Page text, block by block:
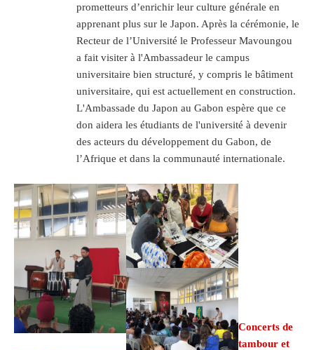
prometteurs d’enrichir leur culture générale en
apprenant plus sur le Japon. Après la cérémonie, le
Recteur de l’Université le Professeur Mavoungou
a fait visiter à l'Ambassadeur le campus
universitaire bien structuré, y compris le bâtiment
universitaire, qui est actuellement en construction.
L'Ambassade du Japon au Gabon espère que ce
don aidera les étudiants de l'université à devenir
des acteurs du développement du Gabon, de
l’Afrique et dans la communauté internationale.
Concerts de
tambour et